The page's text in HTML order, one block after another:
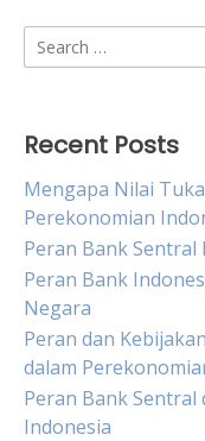
Search
for:
Recent Posts
Mengapa Nilai
Perekonomian
Peran Bank Sentral
Peran Bank
Negara
Peran dan
dalam
Peran Bank Sentral
Indonesia